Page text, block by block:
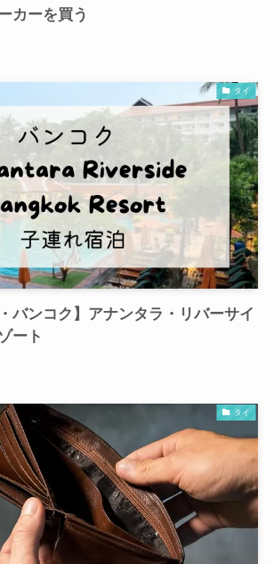
カーを買う
タイ
バンコク】アナンタラ・リバーサイ
ート
タイ